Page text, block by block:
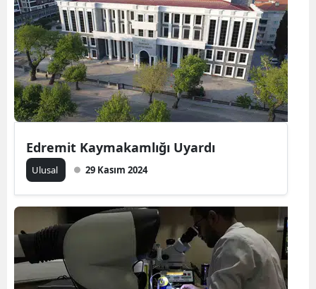
Hatay
Isparta
Mersin
İstanbul
İzmir
Kars
Kayseri
Kırklareli
Kırşehir
Edremit Kaymakamlığı Uyardı
Ulusal 29 Kasım 2024